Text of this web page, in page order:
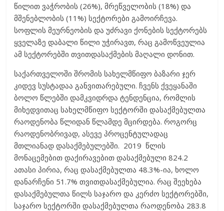
წილით ვაჭრობის (26%), მრეწველობის (18%) და
მშენებლობის (11%) სექტორები გამოირჩევა.
სოფლის მეურნეობის და უძრავი ქონების სექტორებს
ყველაზე დაბალი წილი უჭირავთ, რაც გამოწვეულია
ამ სექტორებში თვითდასაქმების მაღალი დონით.
საქართველოში შრომის სახელმწიფო ბაზარი ჯერ
კიდევ სუსტადაა განვითარებული. ჩვენს ქვეყანაში
ბოლო წლებში დამკვიდრდა ტენდენცია, რომლის
მიხედვითაც სახელმწიფო სექტორში დასაქმებულთა
რაოდენობა წლიდან წლამდე მცირდება. როგორც
რაოდენობრივად, ასევე პროცენტულადაც
მთლიანად დასაქმებულებში. 2019 წლის
მონაცემებით დაქირავებით დასაქმებული 824.2
ათასი პირია, რაც დასაქმებულთა 48.3%-ია, ხოლო
დანარჩენი 51.7% თვითდასაქმებულია. რაც შეეხება
დასაქმებულთა წილს საჯარო და კერძო სექტორებში,
საჯარო სექტორში დასაქმებულთა რაოდენობა 283.8